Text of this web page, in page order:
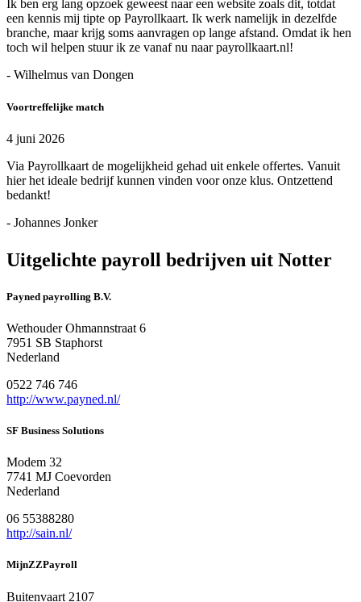
Ik ben erg lang opzoek geweest naar een website zoals dit, totdat
een kennis mij tipte op Payrollkaart. Ik werk namelijk in dezelfde
branche, maar krijg soms aanvragen op lange afstand. Omdat ik hen
toch wil helpen stuur ik ze vanaf nu naar payrollkaart.nl!
- Wilhelmus van Dongen
Voortreffelijke match
4 juni 2026
Via Payrollkaart de mogelijkheid gehad uit enkele offertes. Vanuit
hier het ideale bedrijf kunnen vinden voor onze klus. Ontzettend
bedankt!
- Johannes Jonker
Uitgelichte payroll bedrijven uit Notter
Payned payrolling B.V.
Wethouder Ohmannstraat 6
7951 SB Staphorst
Nederland
0522 746 746
http://www.payned.nl/
SF Business Solutions
Modem 32
7741 MJ Coevorden
Nederland
06 55388280
http://sain.nl/
MijnZZPayroll
Buitenvaart 2107